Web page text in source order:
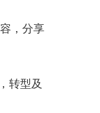
，分享
转型及